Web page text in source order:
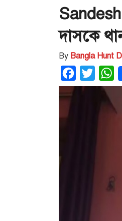
দাসকে
By Bangla Hunt
Facebook
Twitter